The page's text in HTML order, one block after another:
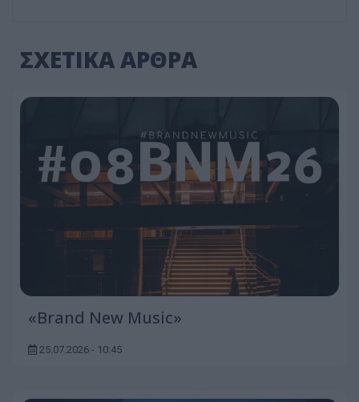
ΣΧΕΤΙΚΑ ΑΡΘΡΑ
«Brand New Music»
25.07.2026 - 10:45